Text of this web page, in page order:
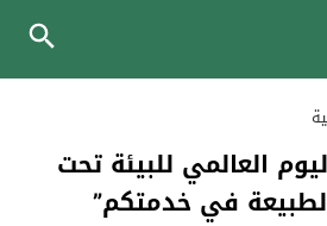
العالمي للبيئة تحت
في خدمتكم”